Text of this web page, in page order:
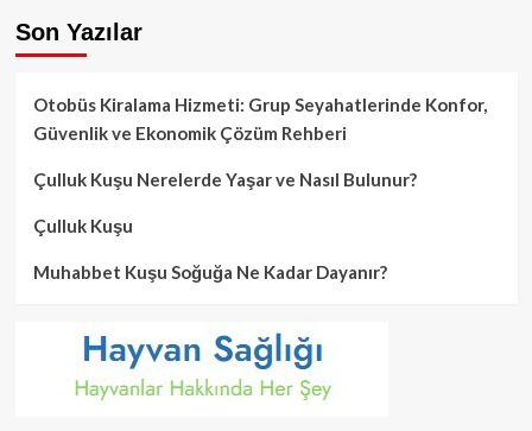
Son Yazılar
Otobüs Kiralama Hizmeti: Grup Seyahatlerinde Konfor,
Güvenlik ve Ekonomik Çözüm Rehberi
Çulluk Kuşu Nerelerde Yaşar ve Nasıl Bulunur?
Çulluk Kuşu
Muhabbet Kuşu Soğuğa Ne Kadar Dayanır?